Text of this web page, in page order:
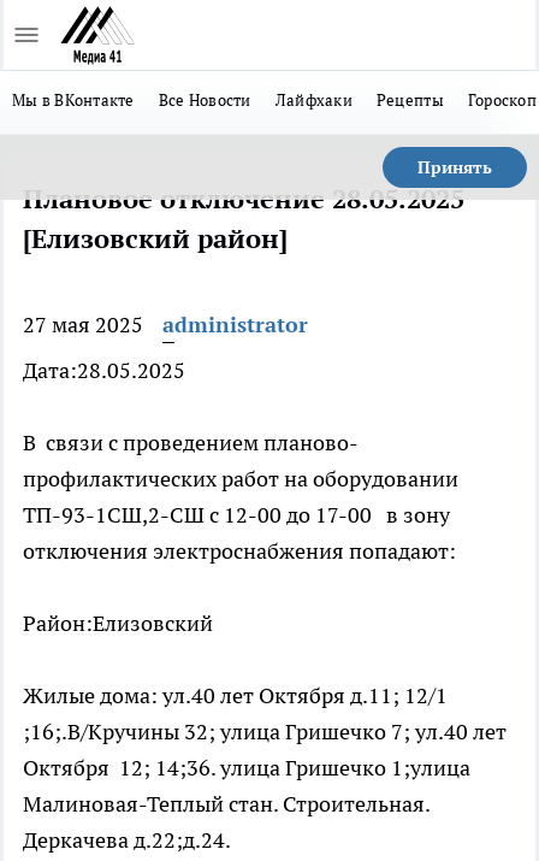
Мы в ВКонтакте Все Новости Лайфхаки Рецепты Гороскоп
Принять
Плановое отключение 28.05.2025
[Елизовский район]
27 мая 2025
administrator
Дата:28.05.2025
В связи с проведением планово-
профилактических работ на оборудовании
ТП-93-1СШ,2-СШ с 12-00 до 17-00 в зону
отключения электроснабжения попадают:
Район:Елизовский
Жилые дома: ул.40 лет Октября д.11; 12/1
;16;.В/Кручины 32; улица Гришечко 7; ул.40 лет
Октября 12; 14;36. улица Гришечко 1;улица
Малиновая-Теплый стан. Строительная.
Деркачева д.22;д.24.